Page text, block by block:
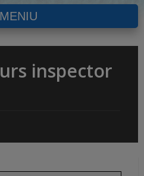
MENIU
inspector